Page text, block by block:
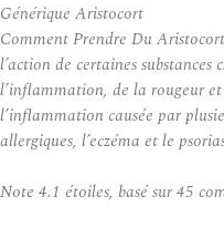
Générique Aristocort
Comment Prendre Du
l’action de certaines substances
l’inflammation, de la rougeur
l’inflammation causée par
allergiques, l’eczéma et le
Note 4.1 étoiles, basé sur45